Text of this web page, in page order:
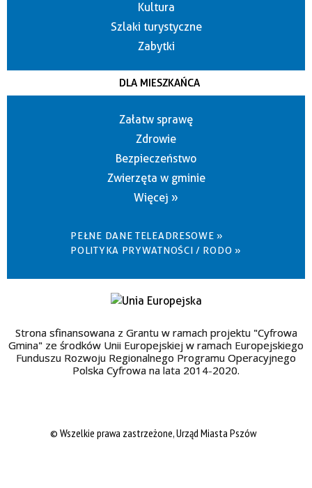
Kultura
Szlaki turystyczne
Zabytki
DLA MIESZKAŃCA
Załatw sprawę
Zdrowie
Bezpieczeństwo
Zwierzęta w gminie
Więcej »
PEŁNE DANE TELEADRESOWE »
POLITYKA PRYWATNOŚCI / RODO »
Strona sfinansowana z Grantu w ramach projektu "Cyfrowa
Gmina" ze środków Unii Europejskiej w ramach Europejskiego
Funduszu Rozwoju Regionalnego Programu Operacyjnego
Polska Cyfrowa na lata 2014-2020.
© Wszelkie prawa zastrzeżone, Urząd Miasta Pszów